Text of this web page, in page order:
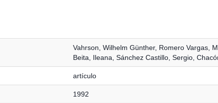
Vahrson, Wilhelm Günther, Romero Vargas,
Beita, Ileana Sánchez Castillo, Sergio,
artículo
1992